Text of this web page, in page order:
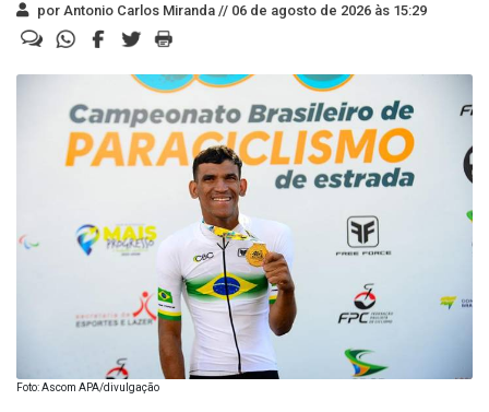
por Antonio Carlos Miranda // 06 de agosto de 2026 às 15:29
Foto: Ascom APA/divulgação